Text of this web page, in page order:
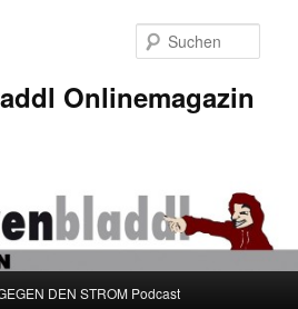
Onlinemagazin
DEN STROM Podcast